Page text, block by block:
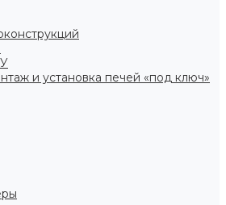
и установка печей «под ключ»